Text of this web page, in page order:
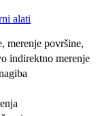
alati
merenje površine,
indirektno merenje